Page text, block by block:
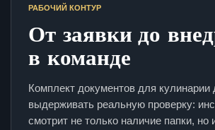
РАБОЧИЙ КОНТУР
От заявки до
в команде
Комплект документов для кулинарии
выдерживать реальную проверку:
смотрит не только наличие папки, но